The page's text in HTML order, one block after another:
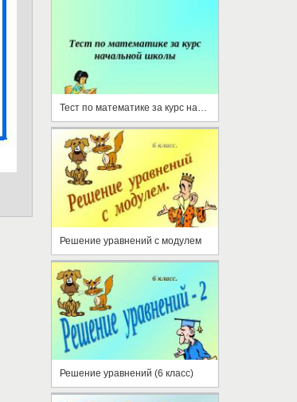
Тест по математике за курс начальной школы
Решение уравнений с модулем
Решение уравнений (6 класс)